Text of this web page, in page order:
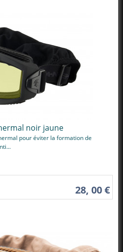
noir jaune
pour éviter la formation de
28, 00 €